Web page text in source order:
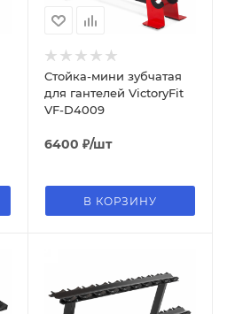
Стойка-мини зубчатая
для гантелей VictoryFit
VF-D4009
6400 ₽/шт
В КОРЗИНУ